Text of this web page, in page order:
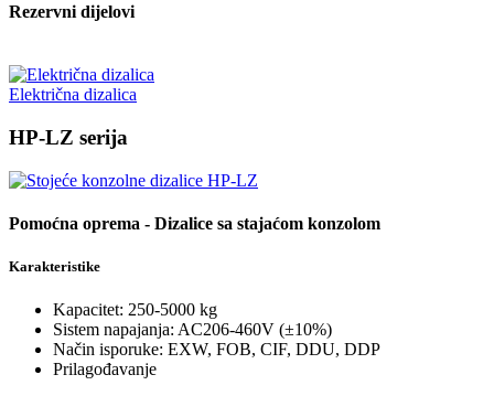
Rezervni dijelovi
Električna dizalica
HP-LZ serija
Pomoćna oprema - Dizalice sa stajaćom konzolom
Karakteristike
Kapacitet: 250-5000 kg
Sistem napajanja: AC206-460V (±10%)
Način isporuke: EXW, FOB, CIF, DDU, DDP
Prilagođavanje